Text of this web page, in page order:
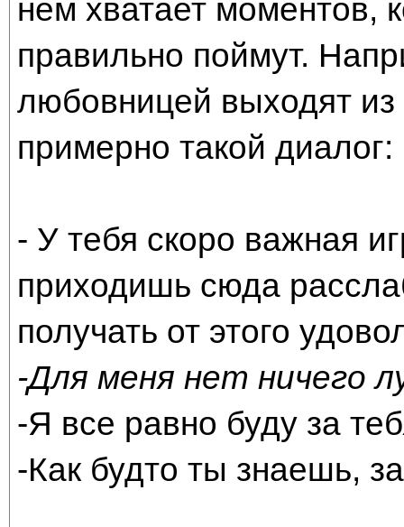
нем хватает моментов,
правильно поймут.
любовницей выходят
примерно такой диалог:
- У тебя скоро важная
приходишь сюда
получать от этого
-Для меня нет ничего
-Я все равно буду за
-Как будто ты знаешь,